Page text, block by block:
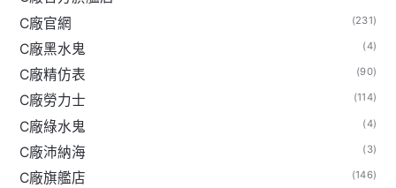
C廠官網 (231)
C廠黑水鬼 (4)
C廠精仿表 (90)
C廠勞力士 (114)
C廠綠水鬼 (4)
C廠沛納海 (3)
C廠旗艦店 (146)